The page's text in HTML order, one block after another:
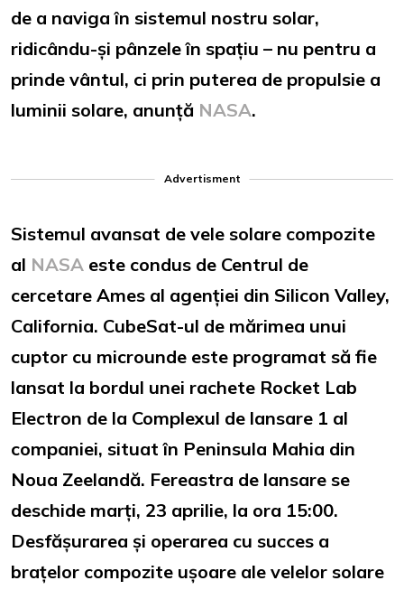
de a naviga în sistemul nostru solar,
ridicându-și pânzele în spațiu – nu pentru a
prinde vântul, ci prin puterea de propulsie a
luminii solare, anunță NASA.
Advertisment
Sistemul avansat de vele solare compozite
al NASA este condus de Centrul de
cercetare Ames al agenției din Silicon Valley,
California. CubeSat-ul de mărimea unui
cuptor cu microunde este programat să fie
lansat la bordul unei rachete Rocket Lab
Electron de la Complexul de lansare 1 al
companiei, situat în Peninsula Mahia din
Noua Zeelandă. Fereastra de lansare se
deschide marți, 23 aprilie, la ora 15:00.
Desfășurarea și operarea cu succes a
brațelor compozite ușoare ale velelor solare